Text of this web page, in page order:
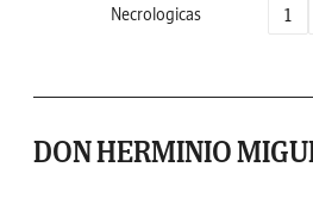
Necrologicas 1
DON HERMINIO